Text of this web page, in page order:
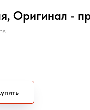
Оригинал -